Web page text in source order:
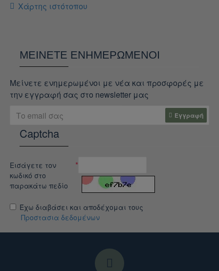
Χάρτης ιστότοπου
ΜΕΊΝΕΤΕ ΕΝΗΜΕΡΩΜΈΝΟΙ
Μείνετε ενημερωμένοι με νέα και προσφορές με
την εγγραφή σας στο newsletter μας
Εγγραφή
Captcha
Εισάγετε τον
κωδικό στο
παρακάτω πεδίο
Έχω διαβάσει και αποδέχομαι τους
Προστασια δεδομένων